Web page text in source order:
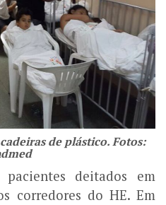
de plástico. Fotos:
deitados em
corredores do HE. Em